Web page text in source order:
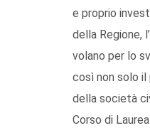
e proprio
della Regione,
volano per lo
così non solo il
della società
Corso di